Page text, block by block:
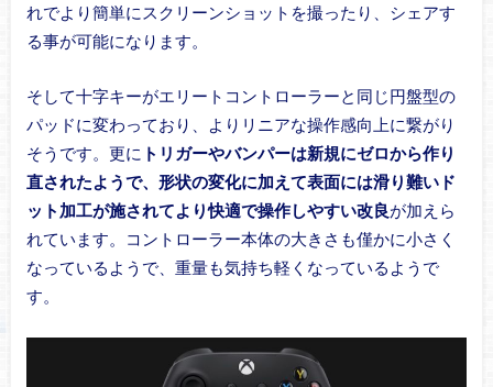
れでより簡単にスクリーンショットを撮ったり、シェアす
る事が可能になります。
そして十字キーがエリートコントローラーと同じ円盤型の
パッドに変わっており、よりリニアな操作感向上に繋がり
そうです。更に トリガーやバンパーは新規にゼロから作り
直されたようで、形状の変化に加えて表面には滑り難いド
ット加工が施されてより快適で操作しやすい改良が加えら
れています。コントローラー本体の大きさも僅かに小さく
なっているようで、重量も気持ち軽くなっているようで
す。